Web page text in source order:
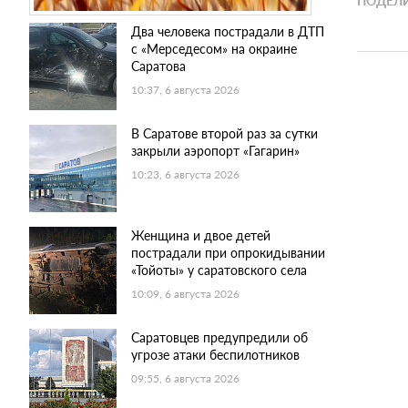
Два человека пострадали в ДТП
с «Мерседесом» на окраине
Саратова
10:37, 6 августа 2026
В Саратове второй раз за сутки
закрыли аэропорт «Гагарин»
10:23, 6 августа 2026
Женщина и двое детей
пострадали при опрокидывании
«Тойоты» у саратовского села
10:09, 6 августа 2026
Саратовцев предупредили об
угрозе атаки беспилотников
09:55, 6 августа 2026